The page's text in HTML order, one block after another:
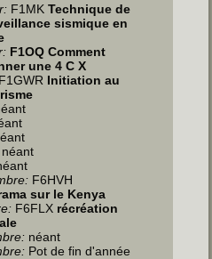
F1MKTechnique de
sismique en
F1OQ Comment
une 4 C X
F1GWR Initiation au
néant
F6HVH
sur le Kenya
F6FLX récréation
néant
Pot de fin d'année